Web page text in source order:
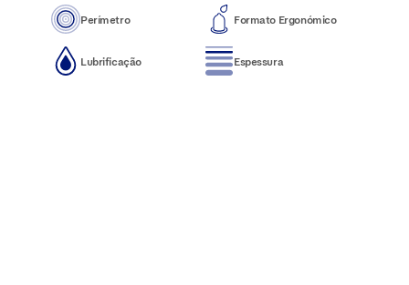
Perímetro Formato Ergonómico
Lubrificação Espessura